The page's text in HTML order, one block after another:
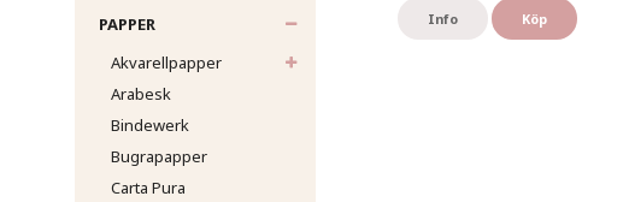
PAPPER
Akvarellpapper
Arabesk
Bindewerk
Bugrapapper
Carta Pura
Info Köp